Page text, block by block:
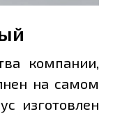
компании,
на самом
изготовлен